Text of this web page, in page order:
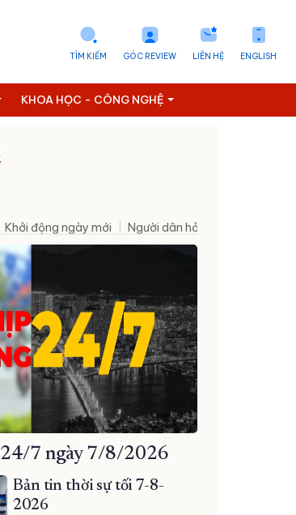
ENGLISH
LIÊN HỆ
GÓC REVIEW
TÌM KIẾM
KHOA HỌC - CÔNG NGHỆ
Khởi động ngày mới Người dân hỏi – Cơ quan nhà
7 ngày 7/8/2026
Bản tin thời sự tối 7-8-
2026